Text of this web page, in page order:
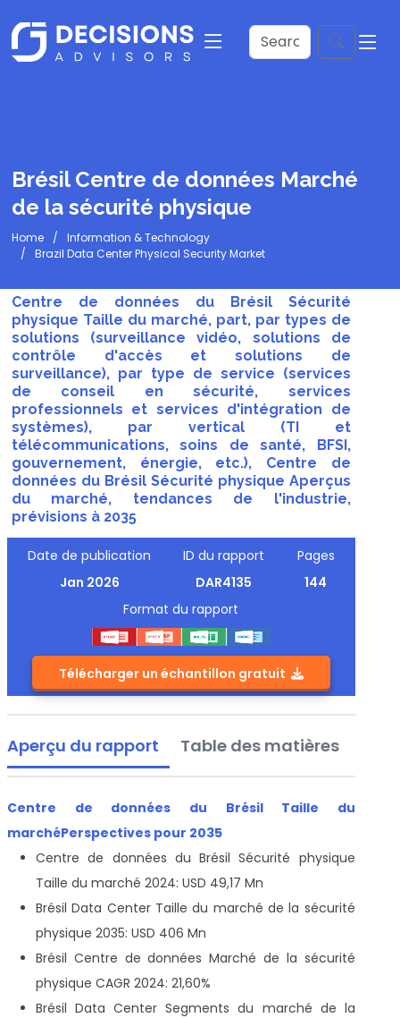
Brésil Centre de données Marché
de la sécurité physique
Home
Information & Technology
Brazil Data Center Physical Security Market
Centre de données du Brésil Sécurité
physique Taille du marché, part, par types de
solutions (surveillance vidéo, solutions de
contrôle d'accès et solutions de
surveillance), par type de service (services
de conseil en sécurité, services
professionnels et services d'intégration de
systèmes), par vertical (TI et
télécommunications, soins de santé, BFSI,
gouvernement, énergie, etc.), Centre de
données du Brésil Sécurité physique Aperçus
du marché, tendances de l'industrie,
prévisions à 2035
Date de publication
Jan 2026
ID du rapport
DAR4135
Pages
144
Format du rapport
Télécharger un échantillon gratuit
Aperçu du rapport Table des matières
Centre de données du Brésil Taille du
marchéPerspectives pour 2035
Centre de données du Brésil Sécurité physique
Taille du marché 2024: USD 49,17 Mn
Brésil Data Center Taille du marché de la sécurité
physique 2035: USD 406 Mn
Brésil Centre de données Marché de la sécurité
physique CAGR 2024: 21,60%
Brésil Data Center Segments du marché de la